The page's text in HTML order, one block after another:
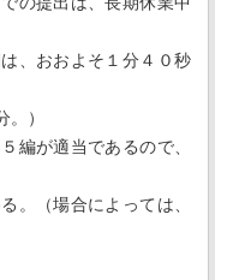
、おおよそ１分４０秒
）
編が適当であるので、
。（場合によっては、